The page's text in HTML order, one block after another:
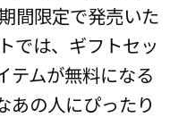
間限定で発売いた
では、ギフトセッ
テムが無料になる
あの人にぴったり